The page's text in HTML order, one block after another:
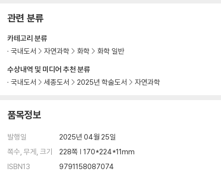
부록
플라스틱의 원료, 중간품, 완제품 용어 정리
국내외 대표적인 플라스틱 회사
관련 분류
수상내역 및 미디어 추천 분류
국내도서
세종도서 2025년 학술도서 자연과학
카테고리 분류
국내도서
자연과학 화학 화학 일반
품목정보
발행일
2025년 04월 25일
쪽수, 무게, 크기
228쪽 | 170*224*11mm
ISBN13
9791158087074